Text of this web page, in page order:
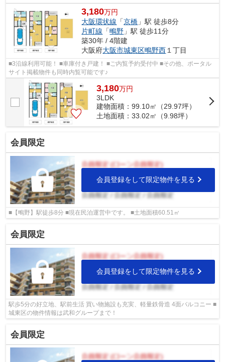
3,180万円
大阪環状線 「京橋 」駅 徒歩8分
片町線 「鴫野 」駅 徒歩11分
築30年 / 4階建
大阪府大阪市城東区鴫野西 １丁目
■3沿線利用可能！ ■車庫付き戸建！ ■ご内覧予約受付中 ■その他、ポータル
サイト掲載物件も同時内覧可能です♪
3,180万円
3LDK
建物面積：99.10㎡（29.97坪）
土地面積：33.02㎡（9.98坪）
会員限定
会員登録をして限定物件を見る
■【鴫野】駅徒歩8分 ■現在民泊運営中です。 ■土地面積60.51㎡
会員限定
会員登録をして限定物件を見る
駅歩5分の好立地、駅前生活 買い物施設も充実、軽量鉄骨造 4面バルコニー ■
城東区の物件情報は武和グループまで！
会員限定